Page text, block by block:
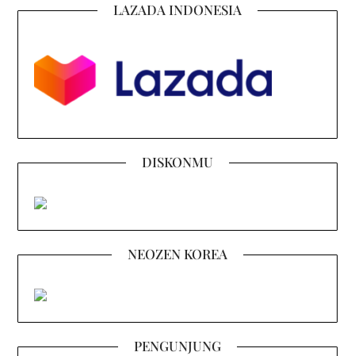
LAZADA INDONESIA
DISKONMU
NEOZEN KOREA
PENGUNJUNG